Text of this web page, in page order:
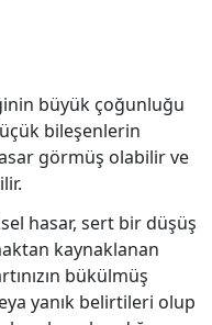
büyük çoğunluğu
bileşenlerin
görmüş olabilir ve
hasar, sert bir düşüş
kaynaklanan
bükülmüş
yanık belirtileri olup